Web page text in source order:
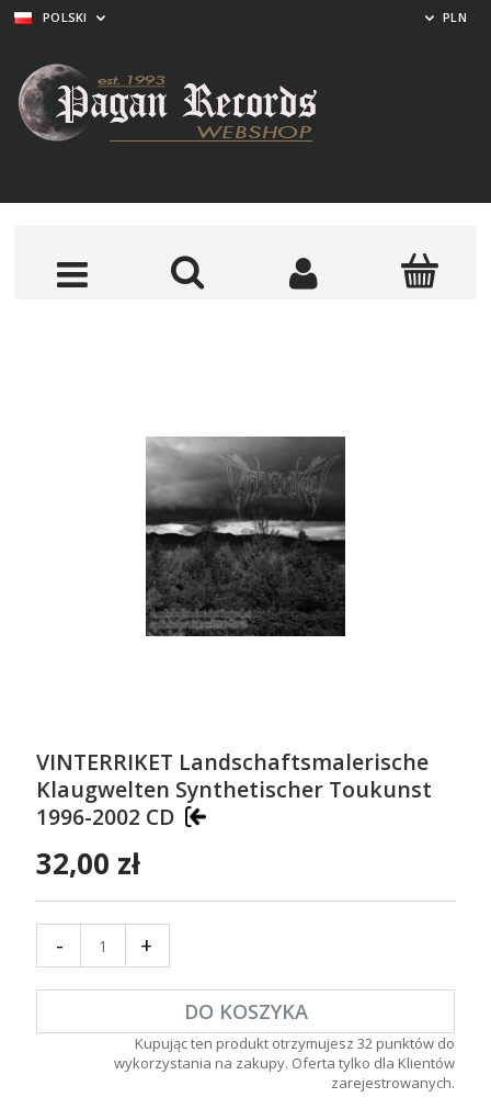
POLSKI PLN
VINTERRIKET Landschaftsmalerische
Klaugwelten Synthetischer Toukunst
1996-2002 CD
32,00 zł
- +
DO KOSZYKA
Kupując ten produkt otrzymujesz 32 punktów do
wykorzystania na zakupy. Oferta tylko dla Klientów
zarejestrowanych.